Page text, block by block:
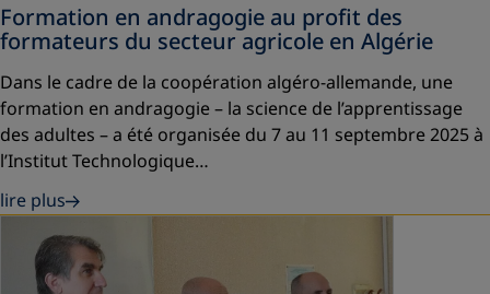
Formation en andragogie au profit des
formateurs du secteur agricole en Algérie
Dans le cadre de la coopération algéro-allemande, une
formation en andragogie – la science de l’apprentissage
des adultes – a été organisée du 7 au 11 septembre 2025 à
l’Institut Technologique…
lire plus